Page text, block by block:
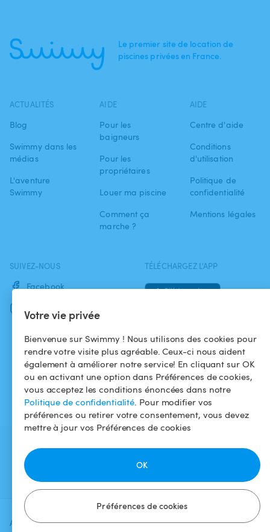
Votre vie privée
Bienvenue sur Swimmy ! Nous utilisons des cookies pour
rendre votre visite plus agréable. Ceux-ci nous aident
également à améliorer notre service! En cliquant sur OK
ou en activant une option dans Préférences de cookies,
vous acceptez les conditions énoncées dans notre
Politique de confidentialité. Pour modifier vos
préférences ou retirer votre consentement, vous devez
mettre à jour vos Préférences de cookies
Préférences de cookies
OK
Ajoutez une date et un créneau pour
Vérifier la
Le premier site de location de
piscines privées en France.
ACTUALITÉS
Blog
Swimmy dans les
médias
L'aventure
Swimmy
AIDE
Pour les
baigneurs
Pour les
propriétaires
Louer ma piscine
Comment ça
marche ?
AIDE
Centre d'aide
Conditions
d'utilisation
Politique de
confidentialité
Mentions légales
SUIVEZ-NOUS
Facebook
TÉLÉCHARGEZ L'APP